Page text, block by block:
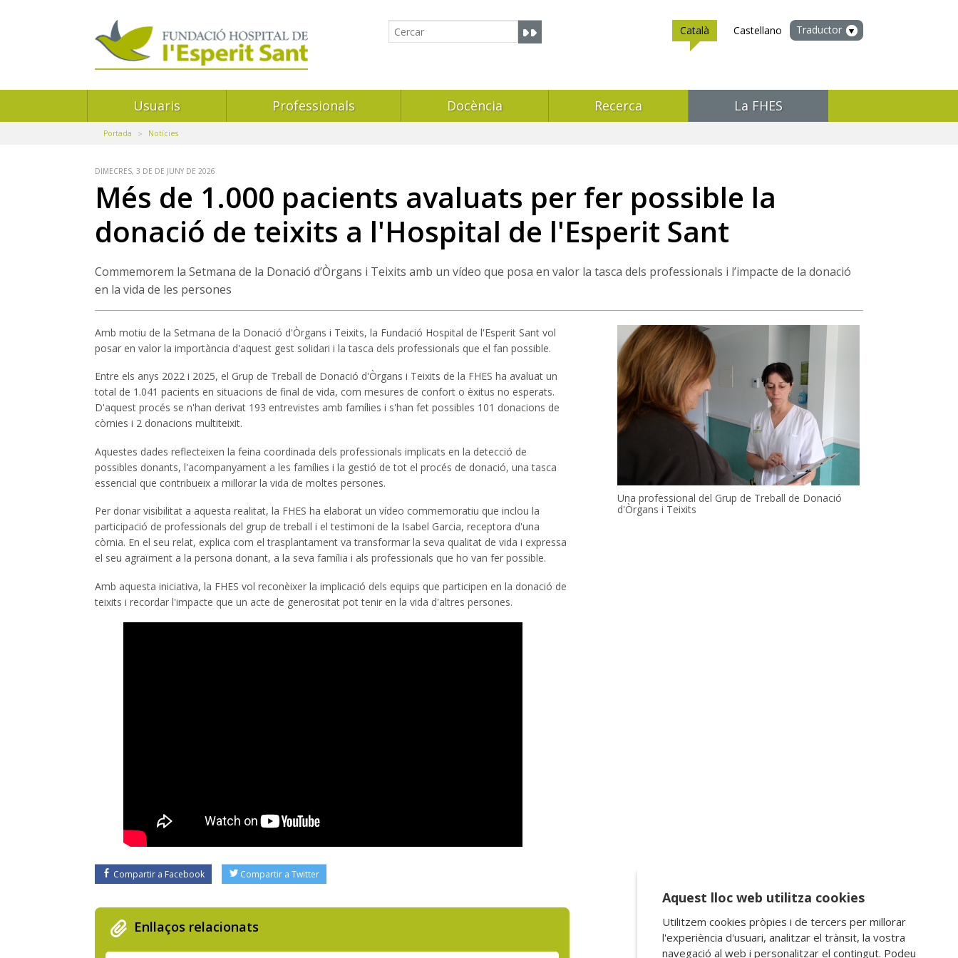
Català Castellano Traductor
Navegació
principal
Usuaris Professionals Docència Recerca La FHES
Portada Notícies
DIMECRES, 3 DE DE JUNY DE 2026
Més de 1.000 pacients avaluats per fer possible la
donació de teixits a l'Hospital de l'Esperit Sant
Commemorem la Setmana de la Donació d’Òrgans i Teixits amb un vídeo que posa en valor la tasca dels professionals i l’impacte de la donació
en la vida de les persones
Amb motiu de la Setmana de la Donació d'Òrgans i Teixits, la Fundació Hospital de l'Esperit Sant vol
posar en valor la importància d'aquest gest solidari i la tasca dels professionals que el fan possible.
Entre els anys 2022 i 2025, el Grup de Treball de Donació d'Òrgans i Teixits de la FHES ha avaluat un
total de 1.041 pacients en situacions de final de vida, com mesures de confort o èxitus no esperats.
D'aquest procés se n'han derivat 193 entrevistes amb famílies i s'han fet possibles 101 donacions de
còrnies i 2 donacions multiteixit.
Aquestes dades reflecteixen la feina coordinada dels professionals implicats en la detecció de
possibles donants, l'acompanyament a les famílies i la gestió de tot el procés de donació, una tasca
essencial que contribueix a millorar la vida de moltes persones.
Per donar visibilitat a aquesta realitat, la FHES ha elaborat un vídeo commemoratiu que inclou la
participació de professionals del grup de treball i el testimoni de la Isabel Garcia, receptora d'una
còrnia. En el seu relat, explica com el trasplantament va transformar la seva qualitat de vida i expressa
el seu agraïment a la persona donant, a la seva família i als professionals que ho van fer possible.
Amb aquesta iniciativa, la FHES vol reconèixer la implicació dels equips que participen en la donació de
teixits i recordar l'impacte que un acte de generositat pot tenir en la vida d'altres persones.
Compartir a Facebook Compartir a Twitter
Enllaços relacionats
Una professional del Grup de Treball de Donació
d'Òrgans i Teixits
Aquest lloc web utilitza cookies
Utilitzem cookies pròpies i de tercers per millorar
l'experiència d'usuari, analitzar el trànsit, la vostra
navegació al web i personalitzar el contingut. Podeu